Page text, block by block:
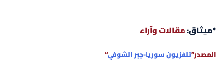
*ميثاق:مقالات وآراء
المصدر”تلفزيون سوريا-جبر الشوفي“